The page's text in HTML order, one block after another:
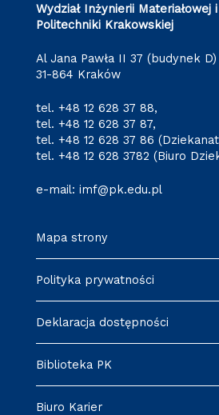
Wydział Inżynierii Materiałowej
Politechniki Krakowskiej
Al Jana Pawła II 37 (budynek D)
31-864 Kraków
tel. +48 12 628 37 88,
tel. +48 12 628 37 87,
tel. +48 12 628 37 86
tel. +48 12 628 3782 (Biuro
e-mail: imf@pk.edu.pl
Mapa strony
Polityka prywatności
Deklaracja dostępności
Biblioteka PK
Biuro Karier